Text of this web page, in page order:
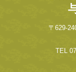
〒629-
TEL